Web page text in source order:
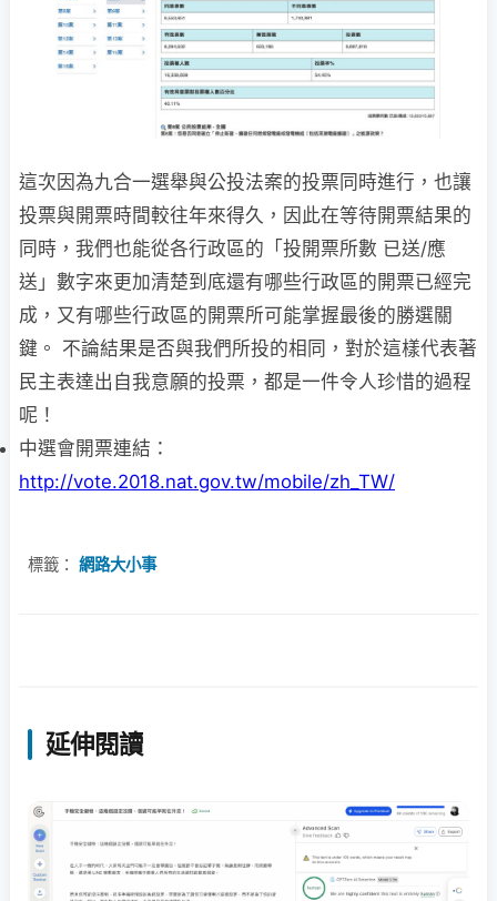
這次因為九合一選舉與公投法案的投票同時進行，也讓
投票與開票時間較往年來得久，因此在等待開票結果的
同時，我們也能從各行政區的「投開票所數 已送/應
送」數字來更加清楚到底還有哪些行政區的開票已經完
成，又有哪些行政區的開票所可能掌握最後的勝選關
鍵。 不論結果是否與我們所投的相同，對於這樣代表著
民主表達出自我意願的投票，都是一件令人珍惜的過程
呢！
中選會開票連結：
http://vote.2018.nat.gov.tw/mobile/zh_TW/
標籤： 網路大小事
延伸閱讀